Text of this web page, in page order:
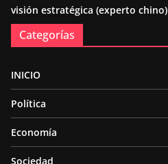
visión estratégica (experto chino)
Categorías
INICIO
Política
Economía
Sociedad